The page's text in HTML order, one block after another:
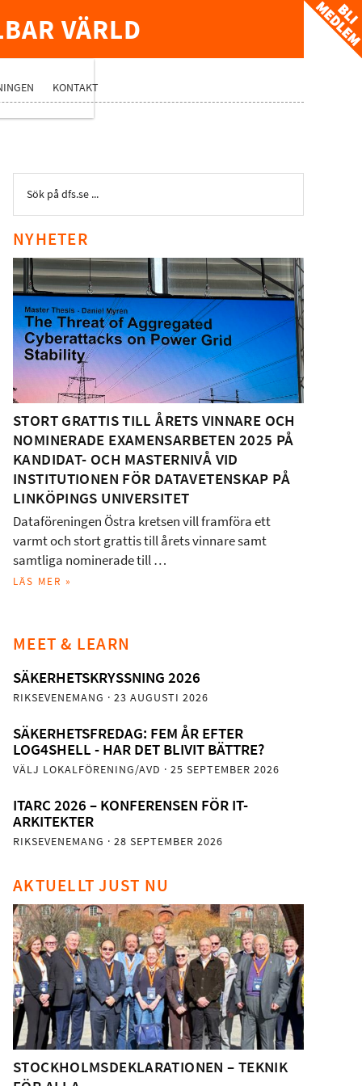
VÄRLD
KONTAKT
NYHETER
STORT GRATTIS TILL ÅRETS VINNARE OCH
NOMINERADE EXAMENSARBETEN 2025 PÅ
KANDIDAT- OCH MASTERNIVÅ VID
INSTITUTIONEN FÖR DATAVETENSKAP PÅ
LINKÖPINGS UNIVERSITET
Dataföreningen Östra kretsen vill framföra ett
varmt och stort grattis till årets vinnare samt
samtliga nominerade till …
LÄS MER »
MEET & LEARN
SÄKERHETSKRYSSNING 2026
RIKSEVENEMANG · 23 AUGUSTI 2026
SÄKERHETSFREDAG: FEM ÅR EFTER
LOG4SHELL - HAR DET BLIVIT BÄTTRE?
VÄLJ LOKALFÖRENING/AVD · 25 SEPTEMBER 2026
ITARC 2026 – KONFERENSEN FÖR IT-
ARKITEKTER
RIKSEVENEMANG · 28 SEPTEMBER 2026
AKTUELLT JUST NU
STOCKHOLMSDEKLARATIONEN – TEKNIK